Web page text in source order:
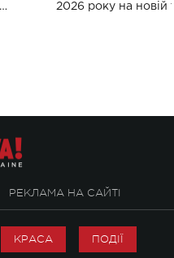
2026 року на новій
РЕКЛАМА НА САЙТІ
КРАСА ПОДІЇ